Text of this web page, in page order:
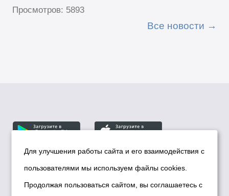
Просмотров: 5893
Все новости
© Департамент информационной политики мэрии
города Новосибирска, 2026
Для улучшения работы сайта и его взаимодействия с
пользователями мы используем файлы cookies.
Продолжая пользоваться сайтом, вы соглашаетесь с